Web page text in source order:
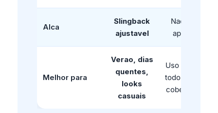
Alca
Slingback
ajustavel
Nao se
aplica
Melhor para
Verao, dias
quentes,
looks
casuais
Uso o ano
todo, mais
cobertura